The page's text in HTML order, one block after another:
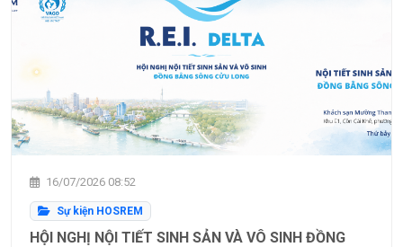
16/07/2026 08:52
Sự kiện HOSREM
HỘI NGHỊ NỘI TIẾT SINH SẢN VÀ VÔ SINH ĐỒNG